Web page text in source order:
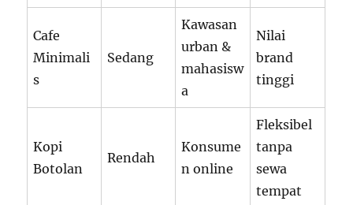
Cafe
Minimali
s
Sedang
Kawasan
urban &
mahasisw
a
Nilai
brand
tinggi
Kopi
Botolan
Rendah
Konsume
n online
Fleksibel
tanpa
sewa
tempat